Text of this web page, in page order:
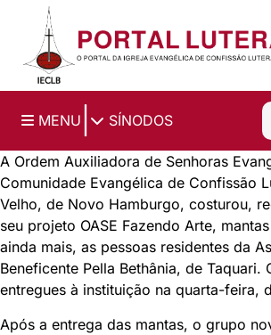
Ir para o conteúdo principal
MENU SÍNODOS
A Ordem Auxiliadora de Senhoras
Comunidade Evangélica de Confissão
Velho, de Novo Hamburgo, costurou,
seu projeto OASE Fazendo Arte,
ainda mais, as pessoas residentes da
Beneficente Pella Bethânia, de Taquari.
entregues à instituição na quarta-feira,
Após a entrega das mantas, o grupo